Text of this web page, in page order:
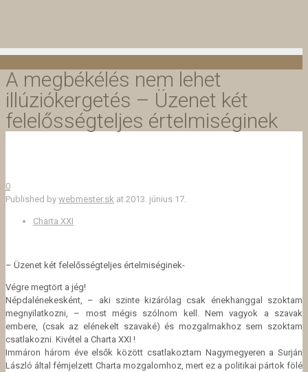
A megbékélés nem lehet
illúziókergetés – Üzenet két
felelősségteljes értelmiséginek
0
Published by webmester.sk at 2013. június 17.
Charta XXI
– Üzenet két felelősségteljes értelmiséginek-
Végre megtört a jég!
Népdalénekesként, – aki szinte kizárólag csak énekhanggal szoktam
megnyilatkozni, – most mégis szólnom kell. Nem vagyok a szavak
embere, (csak az elénekelt szavaké) és mozgalmakhoz sem szoktam
csatlakozni. Kivétel a Charta XXI !
Immáron három éve elsők között csatlakoztam Nagymegyeren a Surján
László által fémjelzett Charta mozgalomhoz, mert ez a politikai pártok fölé